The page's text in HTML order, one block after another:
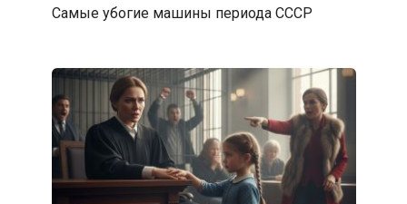
Самые убогие машины периода СССР